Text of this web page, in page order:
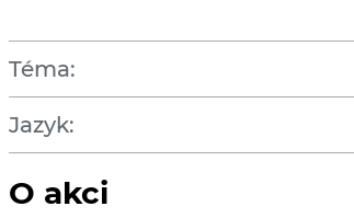
Téma:
Jazyk:
O akci